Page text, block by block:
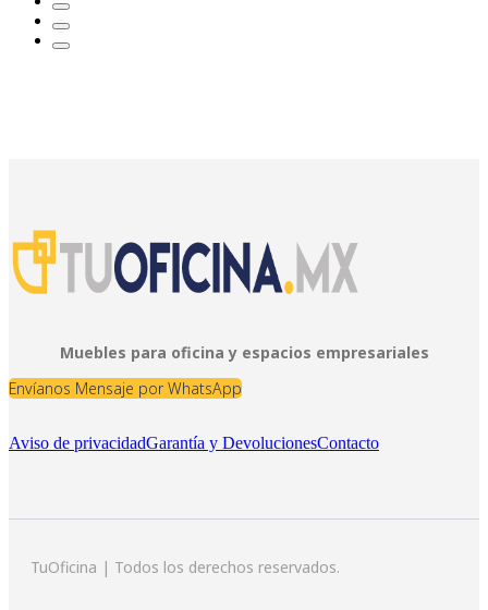
Muebles para oficina y espacios empresariales
Envíanos Mensaje por WhatsApp
Aviso de privacidadGarantía y DevolucionesContacto
TuOficina | Todos los derechos reservados.